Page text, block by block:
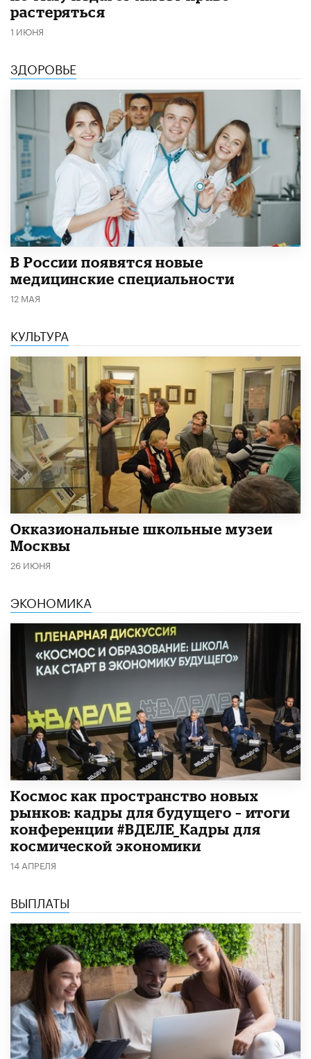
растеряться
1 ИЮНЯ
ЗДОРОВЬЕ
В России появятся новые
медицинские специальности
12 МАЯ
КУЛЬТУРА
​Окказиональные школьные музеи
Москвы
26 ИЮНЯ
ЭКОНОМИКА
Космос как пространство новых
рынков: кадры для будущего – итоги
конференции #ВДЕЛЕ_Кадры для
космической экономики
14 АПРЕЛЯ
ВЫПЛАТЫ